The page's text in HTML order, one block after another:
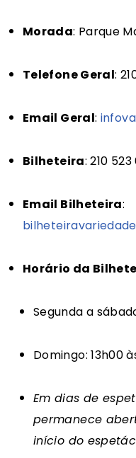
Morada: Parque
Telefone Geral:
Email Geral:
Bilheteira:210 523
Email Bilheteira:
Horário da
Segunda a
Domingo: 13h00
Em dias de
permanece
início do